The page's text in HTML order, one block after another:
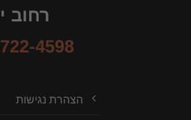
רחוב יפו 30
4598
הצהרת נגישות